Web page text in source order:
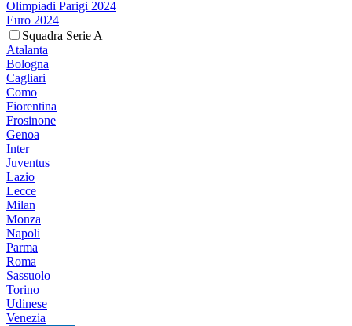
Olimpiadi Parigi 2024
Euro 2024
Squadra Serie A
Atalanta
Bologna
Cagliari
Como
Fiorentina
Frosinone
Genoa
Inter
Juventus
Lazio
Lecce
Milan
Monza
Napoli
Parma
Roma
Sassuolo
Torino
Udinese
Venezia